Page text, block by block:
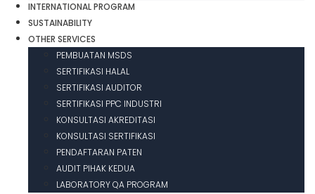
INTERNATIONAL PROGRAM
SUSTAINABILITY
OTHER SERVICES
PEMBUATAN MSDS
SERTIFIKASI HALAL
SERTIFIKASI AUDITOR
SERTIFIKASI PPC INDUSTRI
KONSULTASI AKREDITASI
KONSULTASI SERTIFIKASI
PENDAFTARAN PATEN
AUDIT PIHAK KEDUA
LABORATORY QA PROGRAM